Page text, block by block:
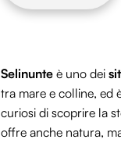
Selinunte è uno dei
tra mare e colline, ed
curiosi di scoprire la
offre anche natura,